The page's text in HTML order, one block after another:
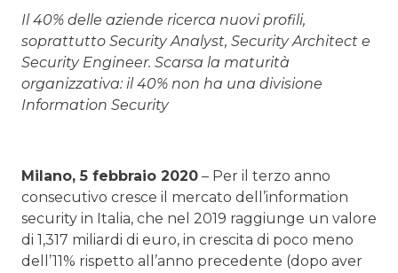
Il 40% delle aziende ricerca nuovi profili,
soprattutto Security Analyst, Security Architect e
Security Engineer. Scarsa la maturità
organizzativa: il 40% non ha una divisione
Information Security
Milano, 5 febbraio 2020 – Per il terzo anno
consecutivo cresce il mercato dell’information
security in Italia, che nel 2019 raggiunge un valore
di 1,317 miliardi di euro, in crescita di poco meno
dell’11% rispetto all’anno precedente (dopo aver